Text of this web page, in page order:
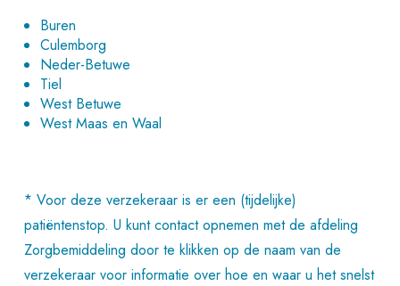
Buren
Culemborg
Neder-Betuwe
Tiel
West Betuwe
West Maas en Waal
* Voor deze verzekeraar is er een (tijdelijke)
patiëntenstop. U kunt contact opnemen met de afdeling
Zorgbemiddeling door te klikken op de naam van de
verzekeraar voor informatie over hoe en waar u het snelst